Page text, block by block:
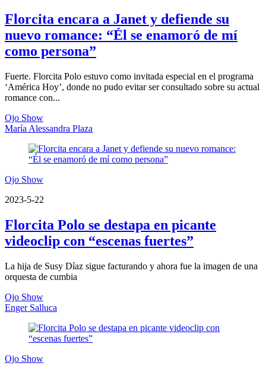
Florcita encara a Janet y defiende su
nuevo romance: “Él se enamoró de mí
como persona”
Fuerte. Florcita Polo estuvo como invitada especial en el programa
‘América Hoy’, donde no pudo evitar ser consultado sobre su actual
romance con...
Ojo Show
María Alessandra Plaza
Ojo Show
2023-5-22
Florcita Polo se destapa en picante
videoclip con “escenas fuertes”
La hija de Susy Díaz sigue facturando y ahora fue la imagen de una
orquesta de cumbia
Ojo Show
Enger Salluca
Ojo Show